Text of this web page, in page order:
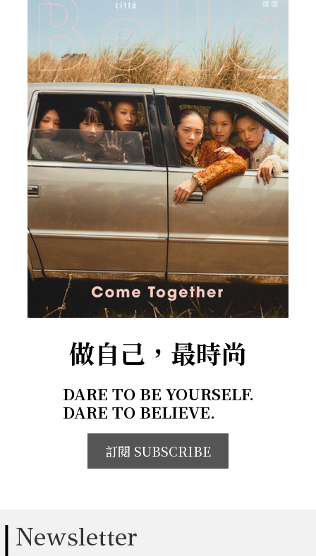
做自己，最時尚
DARE TO BE YOURSELF.
DARE TO BELIEVE.
訂閱 SUBSCRIBE
Newsletter